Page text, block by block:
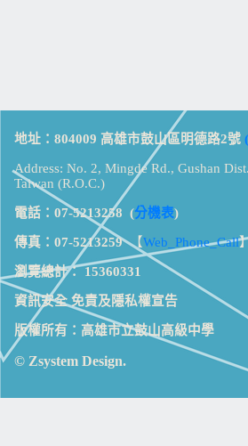
地址：804009 高雄市鼓山區明德路2號
Address: No. 2, Mingde Rd., Gushan
Taiwan (R.O.C.)
電話：07-5213258 (分機表)
傳真：07-5213259【Web_Phone_Call
瀏覽總計： 15360331
資訊安全 免責及隱私權宣告
版權所有：高雄市立鼓山高級中學
© Zsystem Design.